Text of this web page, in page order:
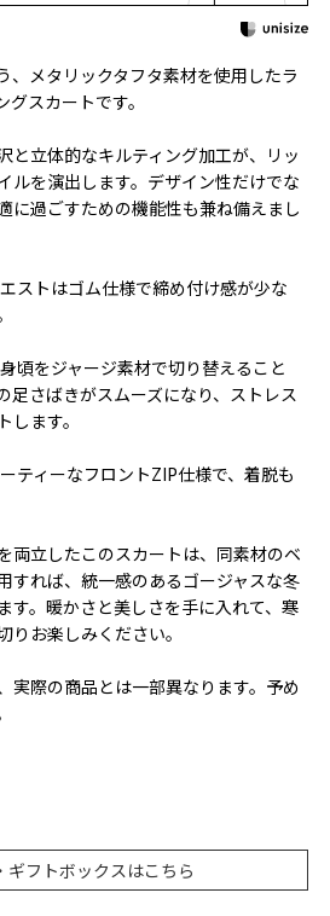
、メタリックタフタ素材を使用したラ
スカートです。
と立体的なキルティング加工が、リッ
ルを演出します。デザイン性だけでな
に過ごすための機能性も兼ね備えまし
ストはゴム仕様で締め付け感が少な
頃をジャージ素材で切り替えること
足さばきがスムーズになり、ストレス
ます。
ティーなフロントZIP仕様で、着脱も
両立したこのスカートは、同素材のベ
すれば、統一感のあるゴージャスな冬
す。暖かさと美しさを手に入れて、寒
りお楽しみください。
実際の商品とは一部異なります。予め
ギフトボックスはこちら